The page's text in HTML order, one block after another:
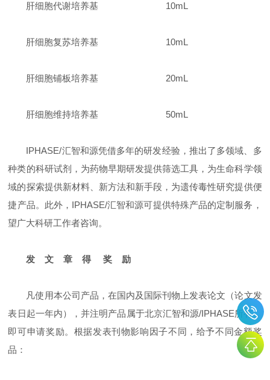
肝细胞代谢培养基 10mL
肝细胞复苏培养基 10mL
肝细胞铺板培养基 20mL
肝细胞维持培养基 50mL
IPHASE/汇智和源凭借多年的研发经验，推出了多领域、多
种类的科研试剂，为药物早期研发提供筛选工具，为生命科学领
域的探索提供新材料、新方法和新手段，为遗传毒性研究提供便
捷产品。此外，IPHASE/汇智和源可提供特殊产品的定制服务，
望广大科研工作者咨询。
发 文 章 得 奖 励
凡使用本公司产品，在国内及国际刊物上发表论文（论文发
表日起一年内），并注明产品属于北京汇智和源/IPHASE所有，
即可申请奖励。根据发表刊物影响因子不同，给予不同金额奖
品：